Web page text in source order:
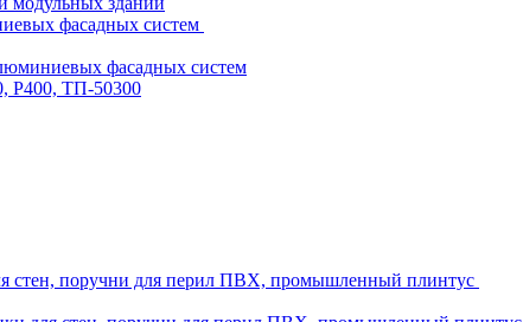
фасадных систем
фасадных систем
Р400, ТП-50300
стен, поручни для перил ПВХ, промышленный плинтус